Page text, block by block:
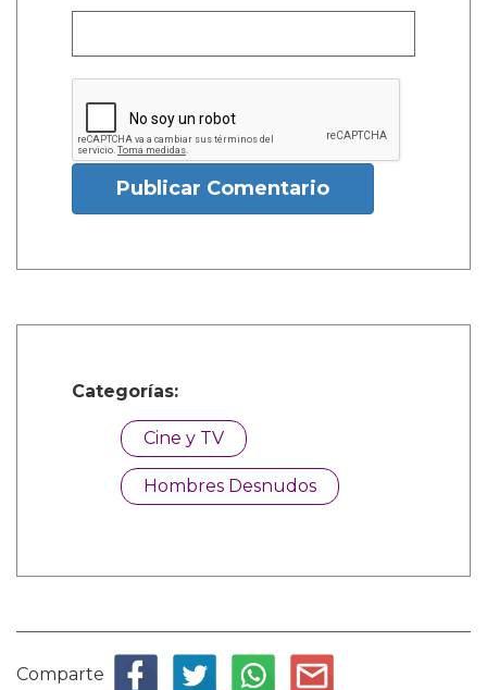
Publicar Comentario
Categorías:
Cine y TV
Hombres Desnudos
Comparte